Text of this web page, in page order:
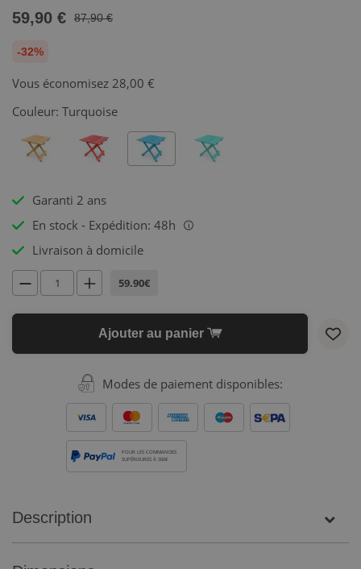
59,90 € 87,90 €
-32%
Vous économisez 28,00 €
Couleur: Turquoise
Garanti 2 ans
En stock - Expédition: 48h
i
Livraison à domicile
59.90€
Ajouter au panier
Modes de paiement disponibles:
POUR LES COMMANDES
SUPÉRIEURES À 500€
Description